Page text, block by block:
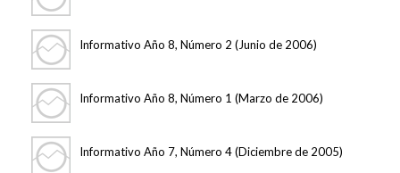
Informativo Año 8, Número 2 (Junio de 2006)
Informativo Año 8, Número 1 (Marzo de 2006)
Informativo Año 7, Número 4 (Diciembre de 2005)